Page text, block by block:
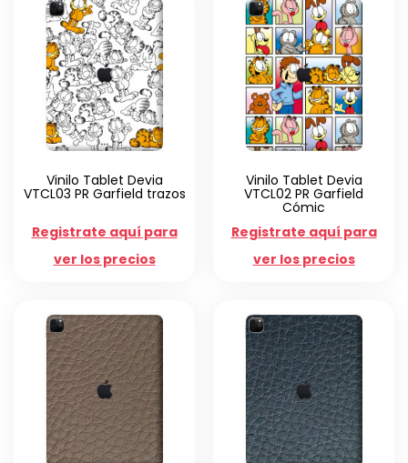
Vinilo Tablet Devia
VTCL03 PR Garfield trazos
Registrate aquí para
ver los precios
Vinilo Tablet Devia
VTCL02 PR Garfield
Cómic
Registrate aquí para
ver los precios